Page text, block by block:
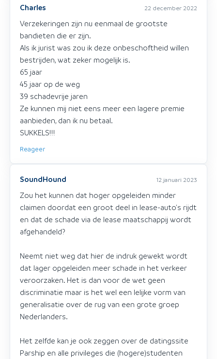
Charles 22 december 2022
Verzekeringen zijn nu eenmaal de grootste
bandieten die er zijn.
Als ik jurist was zou ik deze onbeschoftheid willen
bestrijden, wat zeker mogelijk is.
65 jaar
45 jaar op de weg
39 schadevrije jaren
Ze kunnen mij niet eens meer een lagere premie
aanbieden, dan ik nu betaal.
SUKKELS!!!
Reageer
SoundHound 12 januari 2023
Zou het kunnen dat hoger opgeleiden minder
claimen doordat een groot deel in lease-auto's rijdt
en dat de schade via de lease maatschappij wordt
afgehandeld?
Neemt niet weg dat hier de indruk gewekt wordt
dat lager opgeleiden meer schade in het verkeer
veroorzaken. Het is dan voor de wet geen
discriminatie maar is het wel een lelijke vorm van
generalisatie over de rug van een grote groep
Nederlanders.
Het zelfde kan je ook zeggen over de datingssite
Parship en alle privileges die (hogere)studenten